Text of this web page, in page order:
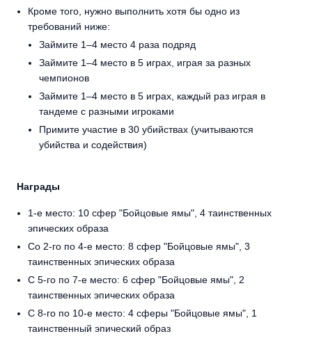
Кроме того, нужно выполнить хотя бы одно из
требований ниже:
Займите 1–4 место 4 раза подряд
Займите 1–4 место в 5 играх, играя за разных
чемпионов
Займите 1–4 место в 5 играх, каждый раз играя в
тандеме с разными игроками
Примите участие в 30 убийствах (учитываются
убийства и содействия)
Награды
1-е место: 10 сфер "Бойцовые ямы", 4 таинственных
эпических образа
Со 2-го по 4-е место: 8 сфер "Бойцовые ямы", 3
таинственных эпических образа
С 5-го по 7-е место: 6 сфер "Бойцовые ямы", 2
таинственных эпических образа
С 8-го по 10-е место: 4 сферы "Бойцовые ямы", 1
таинственный эпический образ